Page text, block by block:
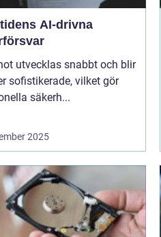
AI-drivna
utvecklas snabbt och blir
sofistikerade, vilket gör
säkerh...
2025